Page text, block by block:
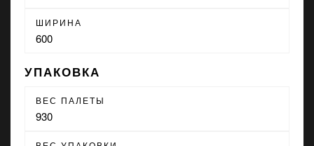
ШИРИНА
600
УПАКОВКА
ВЕС ПАЛЕТЫ
930